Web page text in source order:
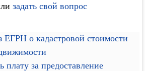
задать свой вопрос
ЕГРН о кадастровой стоимости
плату за предоставление